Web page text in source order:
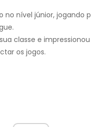
no nível júnior, jogando
classe e
os jogos.